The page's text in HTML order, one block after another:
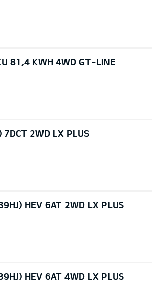
81,4 KWH 4WD GT-LINE
2WD LX PLUS
HEV 6AT 2WD LX PLUS
HEV 6AT 4WD LX PLUS